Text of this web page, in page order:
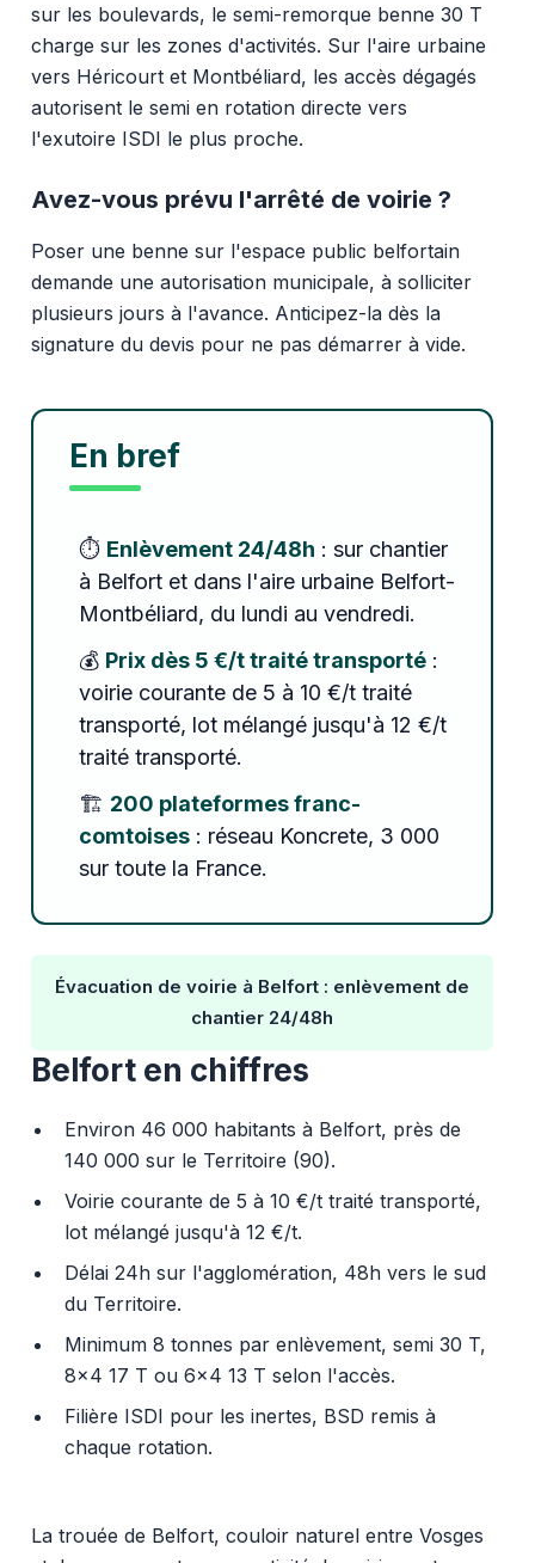
sur les boulevards, le semi-remorque benne 30 T
charge sur les zones d'activités. Sur l'aire urbaine
vers Héricourt et Montbéliard, les accès dégagés
autorisent le semi en rotation directe vers
l'exutoire ISDI le plus proche.
Avez-vous prévu l'arrêté de voirie ?
Poser une benne sur l'espace public belfortain
demande une autorisation municipale, à solliciter
plusieurs jours à l'avance. Anticipez-la dès la
signature du devis pour ne pas démarrer à vide.
En bref
⏱️ Enlèvement 24/48h : sur chantier
à Belfort et dans l'aire urbaine Belfort-
Montbéliard, du lundi au vendredi.
💰 Prix dès 5 €/t traité transporté:
voirie courante de 5 à 10 €/t traité
transporté, lot mélangé jusqu'à 12 €/t
traité transporté.
🏗️ 200 plateformes franc-
comtoises: réseau Koncrete, 3 000
sur toute la France.
Évacuation de voirie à Belfort : enlèvement de
chantier 24/48h
Belfort en chiffres
Environ 46 000 habitants à Belfort, près de
140 000 sur le Territoire (90).
Voirie courante de 5 à 10 €/t traité transporté,
lot mélangé jusqu'à 12 €/t.
Délai 24h sur l'agglomération, 48h vers le sud
du Territoire.
Minimum 8 tonnes par enlèvement, semi 30 T,
8x4 17 T ou 6x4 13 T selon l'accès.
Filière ISDI pour les inertes, BSD remis à
chaque rotation.
La trouée de Belfort, couloir naturel entre Vosges